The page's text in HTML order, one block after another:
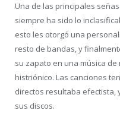
Una de las principales
siempre ha sido lo
esto les otorgó una
resto de bandas, y
su zapato en una música
histriónico. Las canciones
directos resultaba efectista,
sus discos.